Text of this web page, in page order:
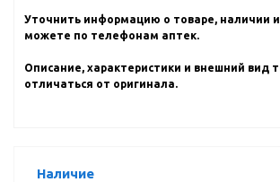
Уточнить информацию о товаре, наличии
можете по телефонам аптек.
Описание, характеристики и внешний вид
отличаться от оригинала.
Наличие